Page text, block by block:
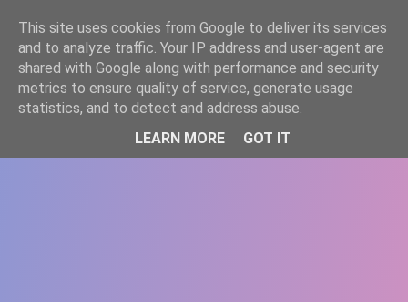
WWW.GAZISTI.RO
This site uses cookies from Google to deliver its services
and to analyze traffic. Your IP address and user-agent are
shared with Google along with performance and security
metrics to ensure quality of service, generate usage
statistics, and to detect and address abuse.
LEARN MORE
GOT IT